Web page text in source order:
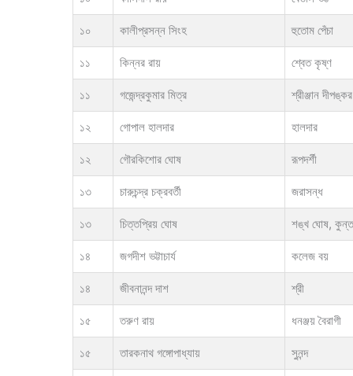
১০ কালীপ্রসন্ন সিংহ হুতোম পেঁচা
১১ কিন্নর রায় শ্বেত কৃষ্ণ
১১ গজেন্দ্রকুমার মিত্র শ্রীঞ্জান দীপঙ্কর
১২ গোপাল হালদার হালদার
১২ গৌরকিশোর ঘোষ রূপদর্শী
১৩ চারুচন্দ্র চক্রবর্তী জরাসন্ধ
১৩ চিত্তপ্রিয় ঘোষ শঙ্খ ঘোষ,
১৪ জগদীশ ভট্টাচার্য কলেজ বয়
১৪ জীবনানন্দ দাশ শ্রী
১৫ তরুণ রায় ধনঞ্জয় বৈরাগী
১৫ তারকনাথ গঙ্গোপাধ্যায় সুনন্দ